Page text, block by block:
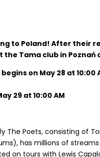
to Poland! After their
Tama club in Poznań
on May 28 at 10:00
29 at 10:00 AM
The Poets, consisting of
has millions of
on tours with Lewis